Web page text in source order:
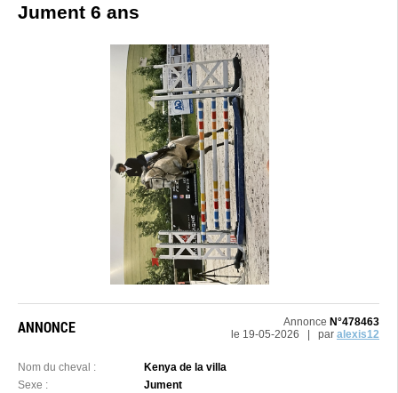
Jument 6 ans
ANNONCE Annonce N°478463
le 19-05-2026 | par alexis12
Nom du cheval :
Kenya de la villa
Sexe :
Jument